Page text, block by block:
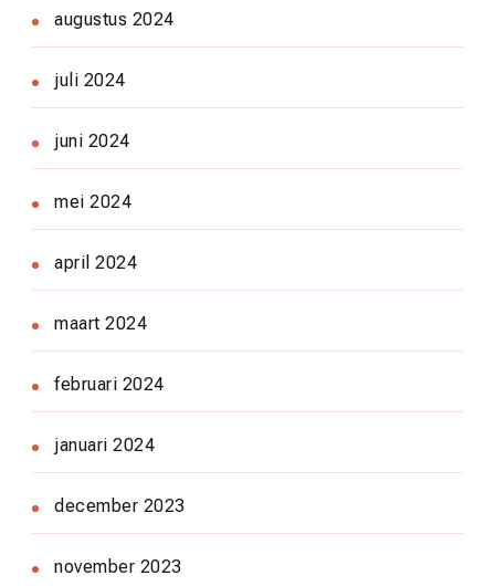
augustus 2024
juli 2024
juni 2024
mei 2024
april 2024
maart 2024
februari 2024
januari 2024
december 2023
november 2023